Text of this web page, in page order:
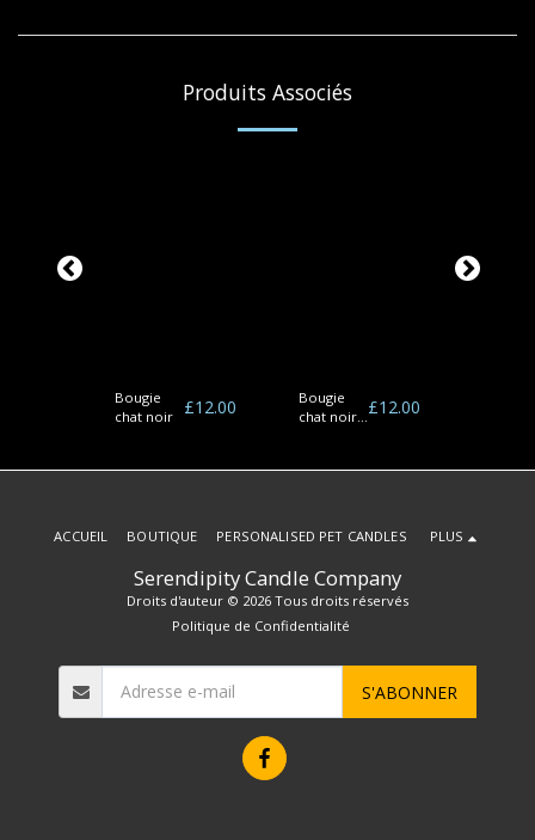
Produits Associés
Bougie
chat noir
£12.00
Bougie
chat noir
£12.00
Serendipity Candle Company
Droits d'auteur © 2026 Tous droits réservés
Politique de Confidentialité
ACCUEIL BOUTIQUE PERSONALISED PET CANDLES PLUS
S'ABONNER